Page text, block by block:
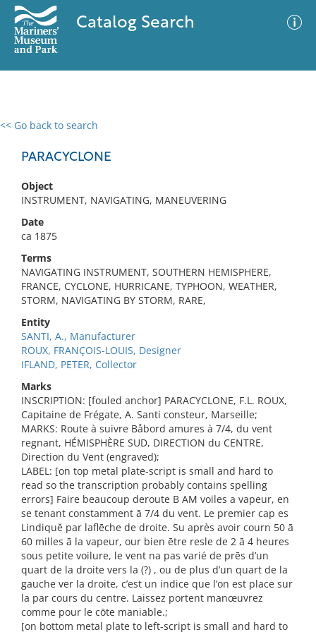
Catalog Search
<< Go back to search
PARACYCLONE
Object
INSTRUMENT, NAVIGATING, MANEUVERING
Date
ca 1875
Terms
NAVIGATING INSTRUMENT, SOUTHERN HEMISPHERE,
FRANCE, CYCLONE, HURRICANE, TYPHOON, WEATHER,
STORM, NAVIGATING BY STORM, RARE,
Entity
SANTI, A., Manufacturer
ROUX, FRANÇOIS-LOUIS, Designer
IFLAND, PETER, Collector
Marks
INSCRIPTION: [fouled anchor] PARACYCLONE, F.L. ROUX,
Capitaine de Frégate, A. Santi consteur, Marseille;
MARKS: Route à suivre Båbord amures à 7/4, du vent
regnant, HÉMISPHÈRE SUD, DIRECTION du CENTRE,
Direction du Vent (engraved);
LABEL: [on top metal plate-script is small and hard to
read so the transcription probably contains spelling
errors] Faire beaucoup deroute B AM voiles a vapeur, en
se tenant constamment ā 7/4 du vent. Le premier cap es
Lindiquĕ par laflēche de droite. Su après avoir courn 50 ā
60 milles ā la vapeur, our bien ētre resle de 2 ā 4 heures
sous petite voilure, le vent na pas varié de prēs d’un
quart de la droite vers la (?) , ou de plus d’un quart de la
gauche ver la droite, c’est un indice que l’on est place sur
la par cours du centre. Laissez portent manœuvrez
comme pour le cōte maniable.;
[on bottom metal plate to left-script is small and hard to
0 results